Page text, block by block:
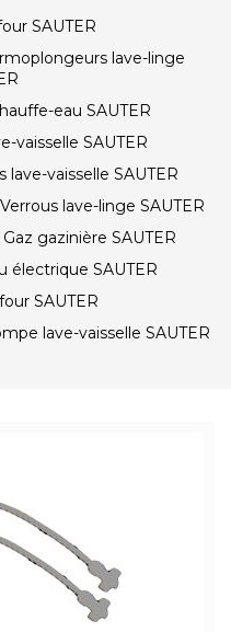
SAUTER
lave-linge
eau SAUTER
vaisselle SAUTER
vaisselle SAUTER
lave-linge SAUTER
gazinière SAUTER
électrique SAUTER
SAUTER
lave-vaisselle SAUTER